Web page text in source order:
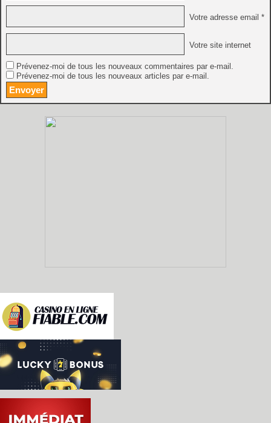
Votre adresse email *
Votre site internet
Prévenez-moi de tous les nouveaux commentaires par e-mail.
Prévenez-moi de tous les nouveaux articles par e-mail.